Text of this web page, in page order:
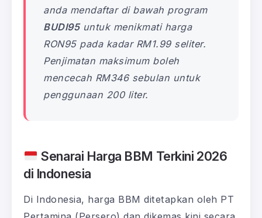
anda mendaftar di bawah program
BUDI95untuk menikmati harga
RON95 pada kadar RM1.99 seliter.
Penjimatan maksimum boleh
mencecah RM346 sebulan untuk
penggunaan 200 liter.
Senarai Harga BBM Terkini 2026
di Indonesia
Di Indonesia, harga BBM ditetapkan oleh PT